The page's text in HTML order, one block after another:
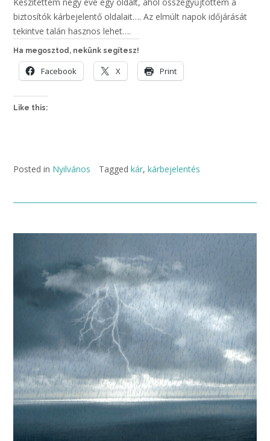
Készítettem négy éve egy oldalt, ahol összegyűjtöttem a
biztosítók kárbejelentő oldalait…. Az elmúlt napok időjárását
tekintve talán hasznos lehet….
Ha megosztod, nekünk segítesz!
Facebook X Print
Like this:
Posted in Nyilvános Tagged kár, kárbejelentés